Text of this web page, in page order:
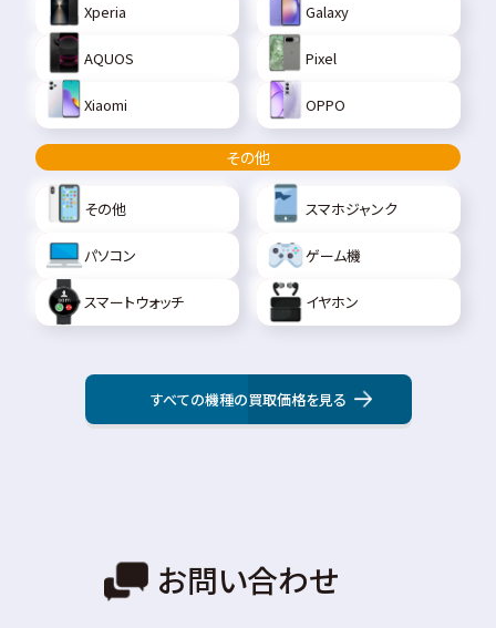
Xperia Galaxy
AQUOS Pixel
Xiaomi OPPO
その他
その他 スマホジャンク
パソコン ゲーム機
スマートウォッチ イヤホン
すべての機種の買取価格を見る
お問い合わせ